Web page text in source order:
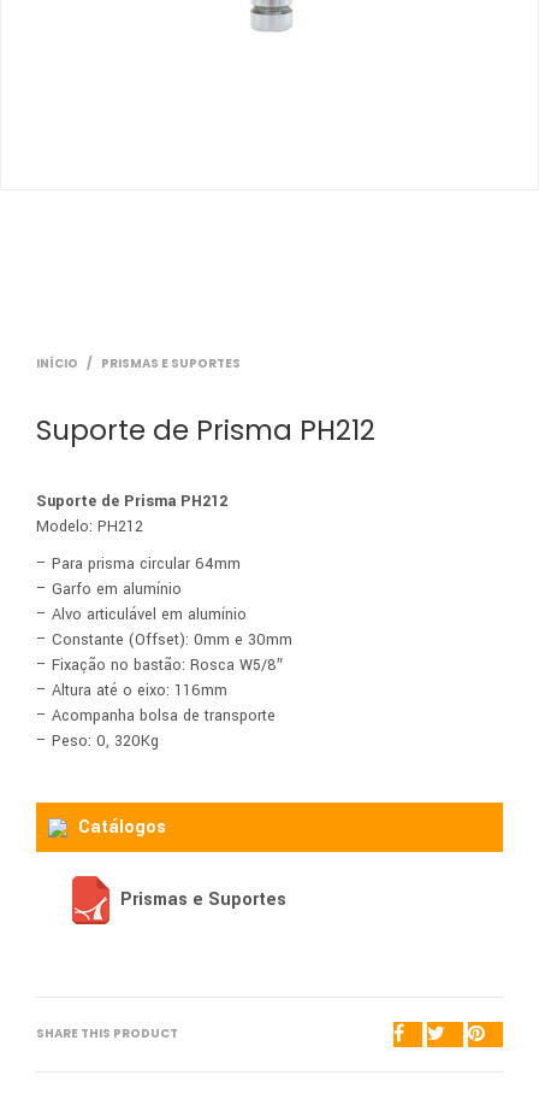
INÍCIO / PRISMAS E SUPORTES
Suporte de Prisma PH212
Suporte de Prisma PH212
Modelo: PH212
– Para prisma circular 64mm
– Garfo em alumínio
– Alvo articulável em alumínio
– Constante (Offset): 0mm e 30mm
– Fixação no bastão: Rosca W5/8″
– Altura até o eixo: 116mm
– Acompanha bolsa de transporte
– Peso: 0, 320Kg
Catálogos
Prismas e Suportes
SHARE THIS PRODUCT